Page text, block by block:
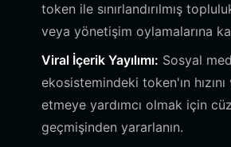
token ile sınırlandırılmış
veya yönetişim oylamalarına
Viral İçerik Yayılımı: Sosyal
ekosistemindeki token'ın
etmeye yardımcı olmak için
geçmişinden yararlanın.